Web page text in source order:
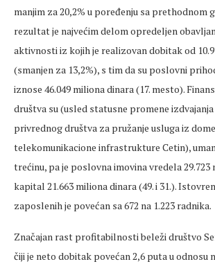
manjim za 20,2% u poređenju sa prethodnom
rezultat je najvećim delom opredeljen
aktivnosti iz kojih je realizovan dobitak od
(smanjen za 13,2%), s tim da su poslovni
iznose 46.049 miliona dinara (17. mesto).
društva su (usled statusne promene
privrednog društva za pružanje usluga iz
telekomunikacione infrastrukture Cetin),
trećinu, pa je poslovna imovina vredela 29.723
kapital 21.663 miliona dinara (49. i 31.).
zaposlenih je povećan sa 672 na 1.223 radnika.
Značajan rast profitabilnosti beleži društvo
čiji je neto dobitak povećan 2,6 puta u odnosu